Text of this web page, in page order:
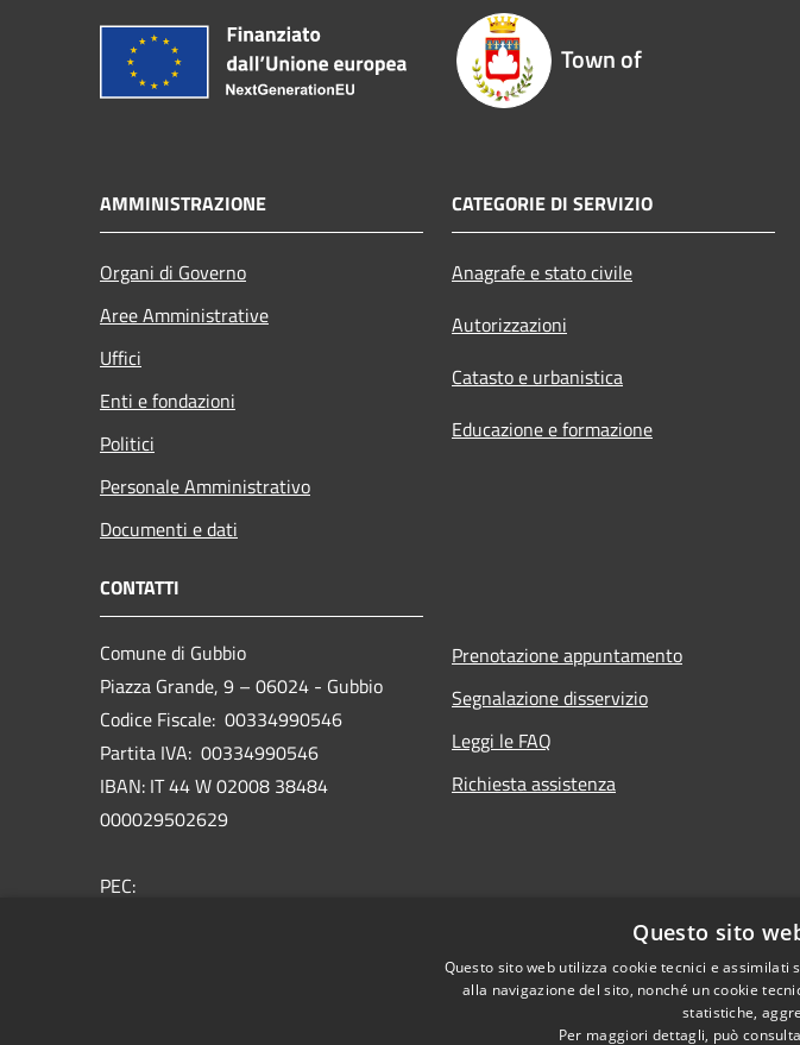
Town of
AMMINISTRAZIONE
Organi di Governo
Aree Amministrative
Uffici
Enti e fondazioni
Politici
Personale Amministrativo
Documenti e dati
CATEGORIE DI SERVIZIO
Anagrafe e stato civile
Autorizzazioni
Catasto e urbanistica
Educazione e formazione
CONTATTI
Comune di Gubbio
Piazza Grande, 9 – 06024 - Gubbio
Codice Fiscale: 00334990546
Partita IVA: 00334990546
IBAN: IT 44 W 02008 38484
000029502629
PEC:
Prenotazione appuntamento
Segnalazione disservizio
Leggi le FAQ
Richiesta assistenza
Questo sito
Questo sito web utilizza cookie tecnici e
alla navigazione del sito, nonché un cookie
statistiche,
Per maggiori dettagli, può